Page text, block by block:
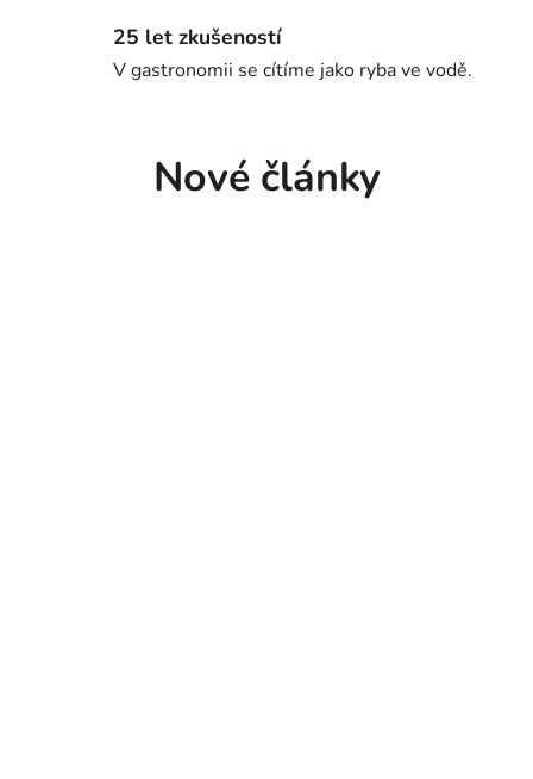
25 let zkušeností
V gastronomii se cítíme jako ryba ve vodě.
Nové články